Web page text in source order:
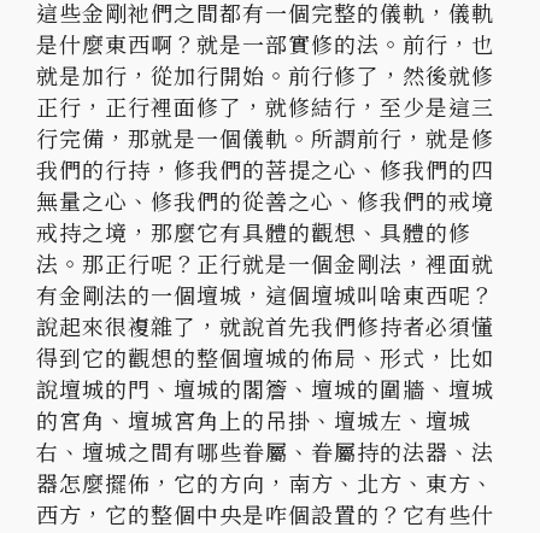
這些金剛祂們之間都有一個完整的儀軌，儀軌
是什麼東西啊？ 就是一部實修的法。前行，也
就是加行，從加行開始。前行修了， 然後就修
正行，正行裡面修了，就修結行，至少是這三
行完備， 那就是一個儀軌。所謂前行，就是修
我們的行持， 修我們的菩提之心、修我們的四
無量之心、修我們的從善之心、 修我們的戒境
戒持之境，那麼它有具體的觀想、具體的修
法。 那正行呢？正行就是一個金剛法，裡面就
有金剛法的一個壇城， 這個壇城叫啥東西呢？
說起來很複雜了， 就說首先我們修持者必須懂
得到它的觀想的整個壇城的佈局、形式， 比如
說壇城的門、壇城的閣簷、壇城的圍牆、壇城
的宮角、 壇城宮角上的吊掛、壇城左、壇城
右、壇城之間有哪些眷屬、 眷屬持的法器、法
器怎麼擺佈，它的方向，南方、北方、東方、
西方，它的整個中央是咋個設置的？它有些什